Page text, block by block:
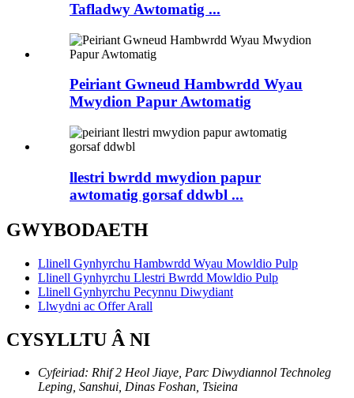
Tafladwy Awtomatig ...
Peiriant Gwneud Hambwrdd Wyau
Mwydion Papur Awtomatig
llestri bwrdd mwydion papur
awtomatig gorsaf ddwbl ...
GWYBODAETH
Llinell Gynhyrchu Hambwrdd Wyau Mowldio Pulp
Llinell Gynhyrchu Llestri Bwrdd Mowldio Pulp
Llinell Gynhyrchu Pecynnu Diwydiant
Llwydni ac Offer Arall
CYSYLLTU Â NI
Cyfeiriad: Rhif 2 Heol Jiaye, Parc Diwydiannol Technoleg
Leping, Sanshui, Dinas Foshan, Tsieina